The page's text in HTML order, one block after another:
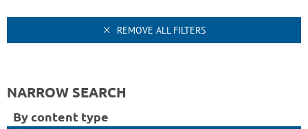
REMOVE ALL FILTERS
NARROW SEARCH
By content type